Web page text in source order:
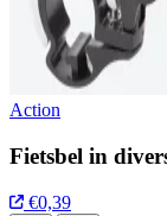
Action
Fietsbel in
€0,39